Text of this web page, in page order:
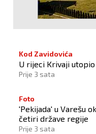
Kod Zavidovića
U rijeci Krivaji
Prije 3 sata
Foto
'Pekijada' u Varešu
četiri države regije
Prije 3 sata